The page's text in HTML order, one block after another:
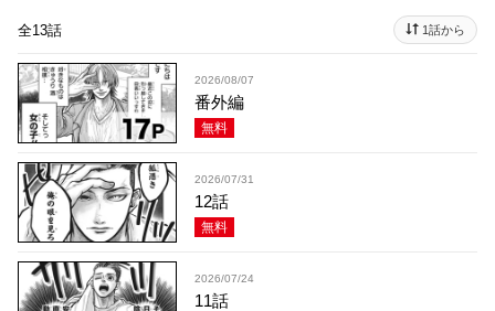
全13話 1話から
2026/08/07
番外編
無料
2026/07/31
12話
無料
2026/07/24
11話